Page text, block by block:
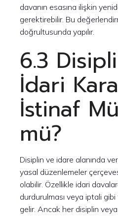
davanın esasına ilişkin
gerektirebilir. Bu
doğrultusunda yapılır.
6.3
İdari
İstinaf
mü?
Disiplin ve idare alanında
yasal düzenlemeler
olabilir. Özellikle idari
durdurulması veya iptali
gelir. Ancak her disiplin